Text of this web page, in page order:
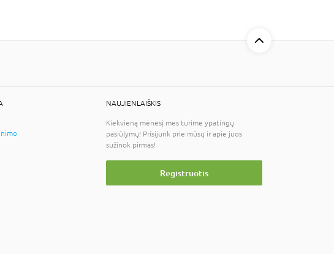
NAUJIENLAIŠKIS
Kiekvieną mėnesį mes turime ypatingų
pasiūlymų! Prisijunk prie mūsų ir apie juos
sužinok pirmas!
Registruotis